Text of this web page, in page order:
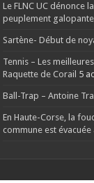
Le FLNC UC dénonce
peuplement
Sartène- Début de
Tennis – Les
Raquette de Corail 5
Ball-Trap – Antoine
En Haute-Corse, la
commune est